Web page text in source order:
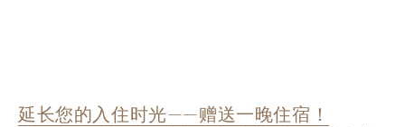
延长您的入住时光——赠送一晚住宿！